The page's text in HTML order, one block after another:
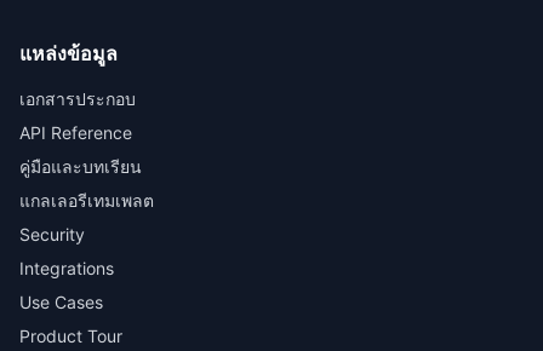
แหล่งข้อมูล
เอกสารประกอบ
API Reference
คู่มือและบทเรียน
แกลเลอรีเทมเพลต
Security
Integrations
Use Cases
Product Tour